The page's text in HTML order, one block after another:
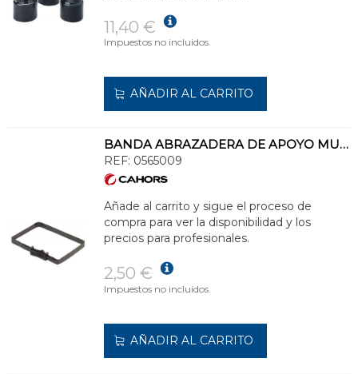
11,40 €
Impuestos no incluidos.
AÑADIR AL CARRITO
BANDA ABRAZADERA DE APOYO MULTI MAX LONGITUD 420mm
REF: 0565009
Añade al carrito y sigue el proceso de
compra para ver la disponibilidad y los
precios para profesionales.
2,50 €
Impuestos no incluidos.
AÑADIR AL CARRITO